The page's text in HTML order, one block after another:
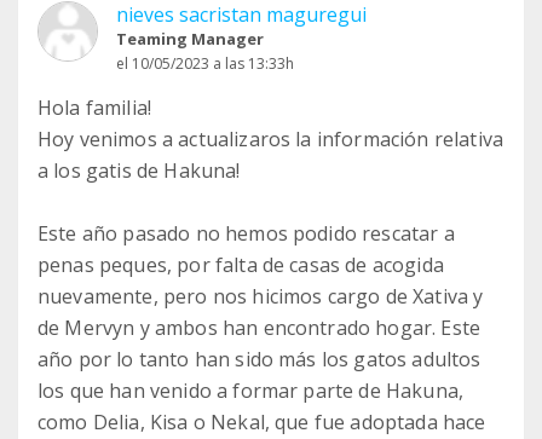
nieves sacristan maguregui
Teaming Manager
el 10/05/2023 a las 13:33h
Hola familia!
Hoy venimos a actualizaros la información relativa
a los gatis de Hakuna!
Este año pasado no hemos podido rescatar a
penas peques, por falta de casas de acogida
nuevamente, pero nos hicimos cargo de Xativa y
de Mervyn y ambos han encontrado hogar. Este
año por lo tanto han sido más los gatos adultos
los que han venido a formar parte de Hakuna,
como Delia, Kisa o Nekal, que fue adoptada hace